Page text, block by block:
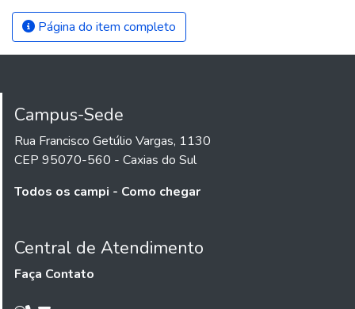
Página do item completo
Campus-Sede
Rua Francisco Getúlio Vargas, 1130
CEP 95070-560 - Caxias do Sul
Todos os campi - Como chegar
Central de Atendimento
Faça Contato